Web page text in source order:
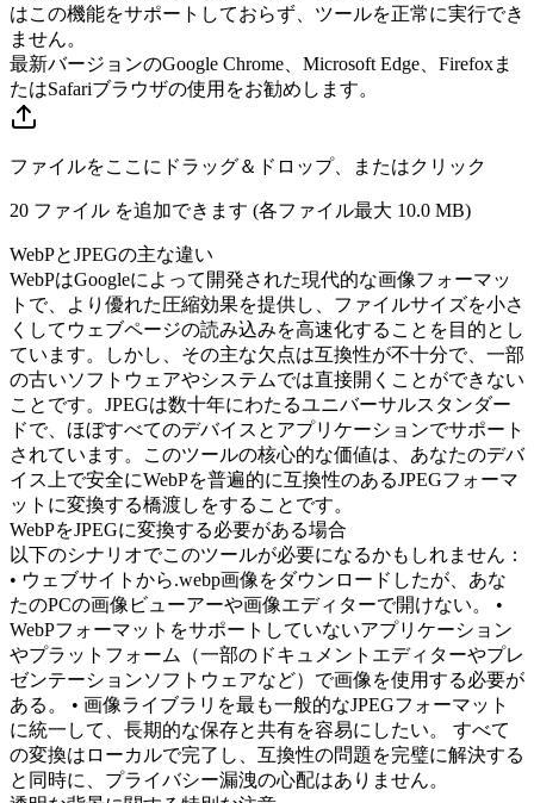
はこの機能をサポートしておらず、ツールを正常に実行でき
ません。
最新バージョンのGoogle Chrome、Microsoft Edge、Firefoxま
たはSafariブラウザの使用をお勧めします。
ファイルをここにドラッグ＆ドロップ、またはクリック
20 ファイル を追加できます (各ファイル最大 10.0 MB)
WebPとJPEGの主な違い
WebPはGoogleによって開発された現代的な画像フォーマッ
トで、より優れた圧縮効果を提供し、ファイルサイズを小さ
くしてウェブページの読み込みを高速化することを目的とし
ています。しかし、その主な欠点は互換性が不十分で、一部
の古いソフトウェアやシステムでは直接開くことができない
ことです。JPEGは数十年にわたるユニバーサルスタンダー
ドで、ほぼすべてのデバイスとアプリケーションでサポート
されています。このツールの核心的な価値は、あなたのデバ
イス上で安全にWebPを普遍的に互換性のあるJPEGフォーマ
ットに変換する橋渡しをすることです。
WebPをJPEGに変換する必要がある場合
以下のシナリオでこのツールが必要になるかもしれません：
• ウェブサイトから.webp画像をダウンロードしたが、あな
たのPCの画像ビューアーや画像エディターで開けない。 •
WebPフォーマットをサポートしていないアプリケーション
やプラットフォーム（一部のドキュメントエディターやプレ
ゼンテーションソフトウェアなど）で画像を使用する必要が
ある。 • 画像ライブラリを最も一般的なJPEGフォーマット
に統一して、長期的な保存と共有を容易にしたい。 すべて
の変換はローカルで完了し、互換性の問題を完璧に解決する
と同時に、プライバシー漏洩の心配はありません。